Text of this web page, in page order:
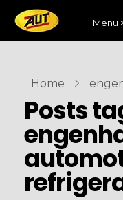
Menu
Home
Posts